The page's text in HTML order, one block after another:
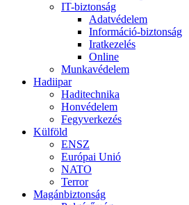
IT-biztonság
Adatvédelem
Információ-biztonság
Iratkezelés
Online
Munkavédelem
Hadiipar
Haditechnika
Honvédelem
Fegyverkezés
Külföld
ENSZ
Európai Unió
NATO
Terror
Magánbiztonság